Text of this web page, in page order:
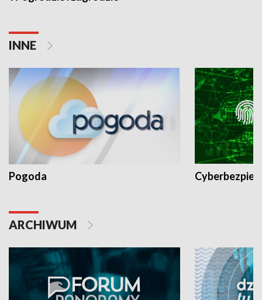
INNE
Pogoda
ARCHIWUM